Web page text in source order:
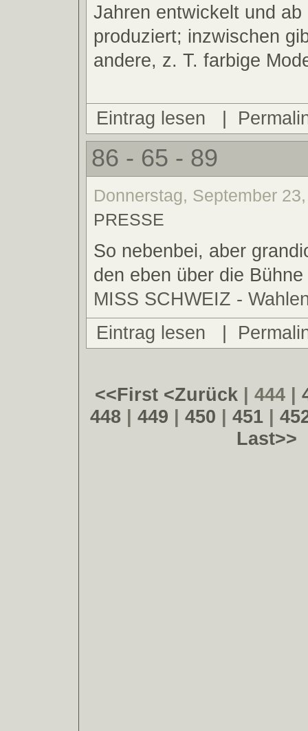
Jahren entwickelt und
produziert; inzwischen
andere, z. T. farbige
Eintrag lesen |
86 - 65 - 89
Donnerstag, September
PRESSE
So nebenbei, aber
den eben über die
MISS SCHWEIZ -
Eintrag lesen
|
<<First <Zurück | 444 |
448 | 449 | 450 | 451 |
Last>>